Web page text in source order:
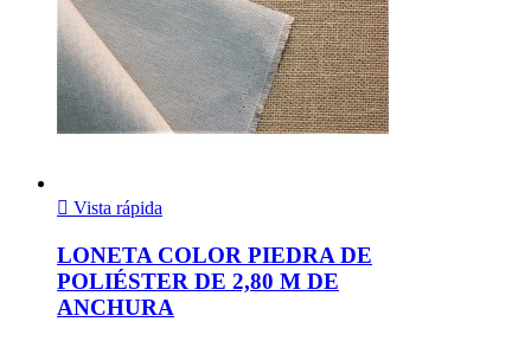
 Vista rápida
LONETA COLOR PIEDRA DE
POLIÉSTER DE 2,80 M DE
ANCHURA